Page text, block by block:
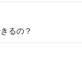
るの？